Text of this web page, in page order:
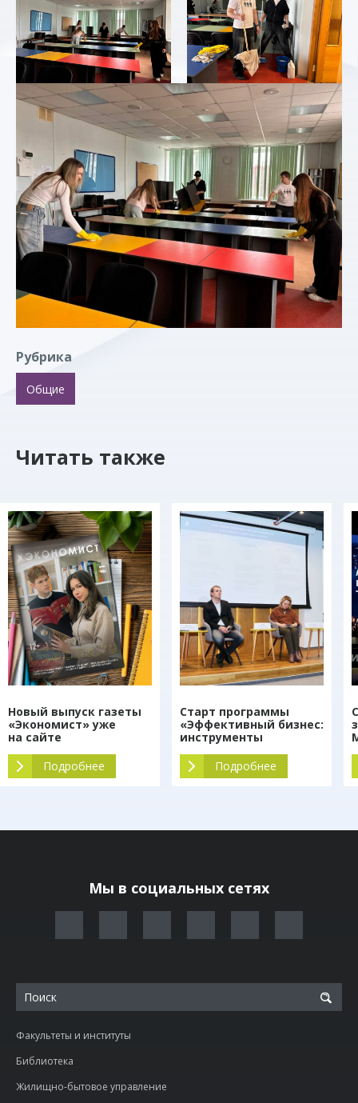
Сведения об образовательной организации
Карта сайта
Почта
RU
ЛИЧНЫЙ КАБИНЕТ СТУДЕНТА
ЛИЧНЫЙ КАБИНЕТ СОТРУДНИКА
Рубрика
Общие
Читать также
Новый выпуск газеты
«Экономист» уже
на сайте
Подробнее
Старт программы
«Эффективный бизнес:
инструменты
и маркетинга»
Подробнее
Факультеты и институты
Библиотека
Жилищно-бытовое управление
Мы в социальных сетях